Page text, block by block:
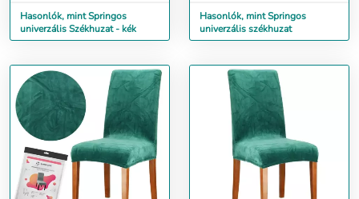
Hasonlók, mint Springos
univerzális Székhuzat - kék
Hasonlók, mint Springos
univerzális székhuzat